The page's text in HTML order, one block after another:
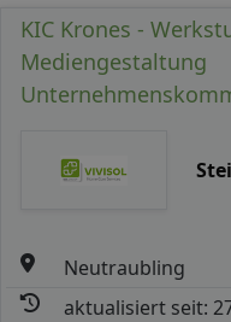
KIC Krones -
Mediengestaltung
Neutraubling
aktualisiert seit: